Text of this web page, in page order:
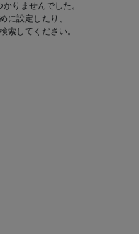
りませんでした。
に設定したり、
索してください。